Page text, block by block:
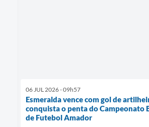
06 JUL 2026 - 09h57
Esmeralda vence com gol de
conquista o penta do Campeonato
de Futebol Amador